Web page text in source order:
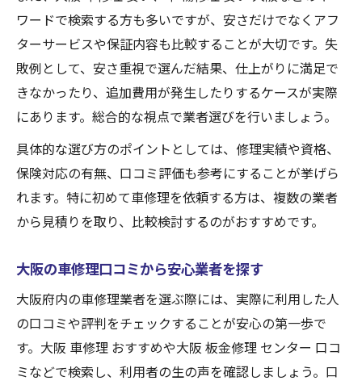
ワードで検索する方も多いですが、安さだけでなくアフ
ターサービスや保証内容も比較することが大切です。失
敗例として、安さ重視で選んだ結果、仕上がりに満足で
きなかったり、追加費用が発生したりするケースが実際
にあります。総合的な視点で業者選びを行いましょう。
具体的な選び方のポイントとしては、修理実績や資格、
保険対応の有無、口コミ評価も参考にすることが挙げら
れます。特に初めて車修理を依頼する方は、複数の業者
から見積りを取り、比較検討するのがおすすめです。
大阪の車修理口コミから安心業者を探す
大阪府内の車修理業者を選ぶ際には、実際に利用した人
の口コミや評判をチェックすることが安心の第一歩で
す。大阪 車修理 おすすめや大阪 板金修理 センター 口コ
ミなどで検索し、利用者の生の声を確認しましょう。口